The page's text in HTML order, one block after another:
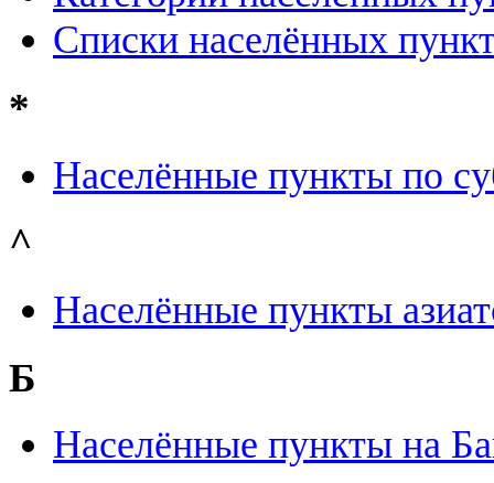
Списки населённых
*
Населённые пункты по
^
Населённые пункты
Б
Населённые пункты на